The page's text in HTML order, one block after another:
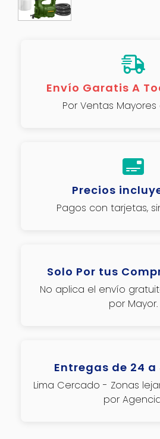
Envío Garatis A
Por Ventas Mayores
Precios
Pagos con tarjetas,
Solo Por tus
No aplica el envío
por Mayor.
Entregas de 24
Lima Cercado - Zonas
por